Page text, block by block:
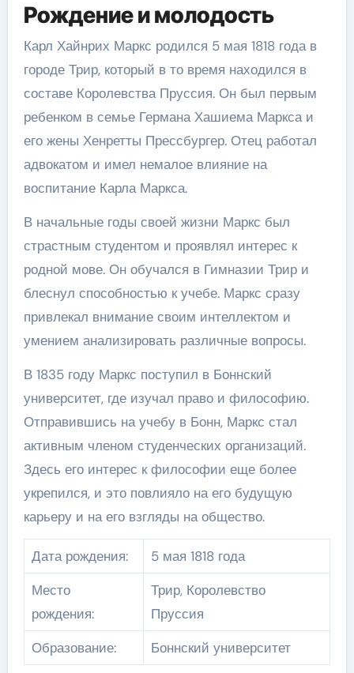
Рождение и молодость
Карл Хайнрих Маркс родился 5 мая 1818 года в
городе Трир, который в то время находился в
составе Королевства Пруссия. Он был первым
ребенком в семье Германа Хашиема Маркса и
его жены Хенретты Прессбургер. Отец работал
адвокатом и имел немалое влияние на
воспитание Карла Маркса.
В начальные годы своей жизни Маркс был
страстным студентом и проявлял интерес к
родной мове. Он обучался в Гимназии Трир и
блеснул способностью к учебе. Маркс сразу
привлекал внимание своим интеллектом и
умением анализировать различные вопросы.
В 1835 году Маркс поступил в Боннский
университет, где изучал право и философию.
Отправившись на учебу в Бонн, Маркс стал
активным членом студенческих организаций.
Здесь его интерес к философии еще более
укрепился, и это повлияло на его будущую
карьеру и на его взгляды на общество.
Дата рождения:
5 мая 1818 года
Место
рождения:
Трир, Королевство
Пруссия
Образование:
Боннский университет